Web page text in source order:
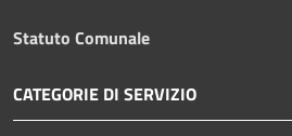
Statuto Comunale
CATEGORIE DI SERVIZIO